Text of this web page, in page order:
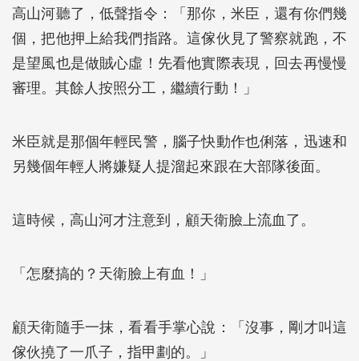
高山河聽了，低聲指令：「那你，米臣，還有你們幾
個，把他押上給我們指路。這傢伙見了警察就跑，不
是望風也是做賊心虛！先看他實際表現，回去再慢慢
審理。其餘人按照分工，繼續行動！」
米臣就是那個年輕民警，腦子快動作也俐落，迅速和
另幾個年輕人將嫌疑人提溜起來跟在大部隊後面。
這時候，高山河才注意到，顧天衛臉上流血了。
「怎麼搞的？天衛臉上有血！」
顧天衛隨手一抹，看看手掌心說：「沒事，剛才叫這
傢伙撓了一爪子，指甲劃的。」